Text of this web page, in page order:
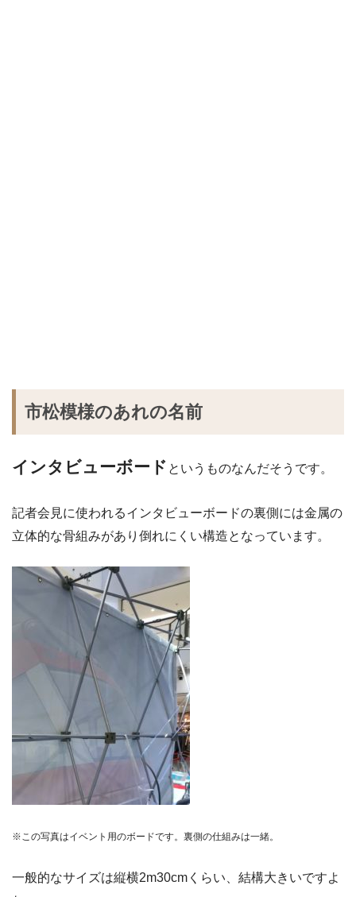
市松模様のあれの名前
インタビューボード というものなんだそうです。
記者会見に使われるインタビューボードの裏側には金属の
立体的な骨組みがあり倒れにくい構造となっています。
※この写真はイベント用のボードです。裏側の仕組みは一緒。
一般的なサイズは縦横2m30cmくらい、結構大きいですよ